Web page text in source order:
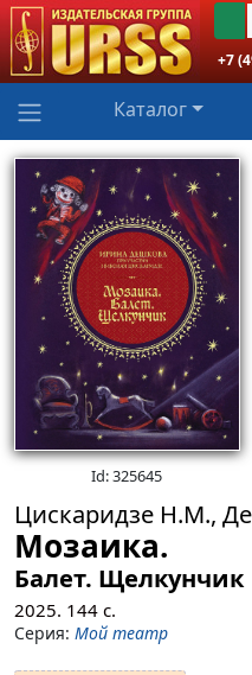
+7
Каталог
Id: 325645
Цискаридзе Н.М.,
Мозаика.
Балет. Щелкунчик
2025. 144 с.
Серия: Мой театр